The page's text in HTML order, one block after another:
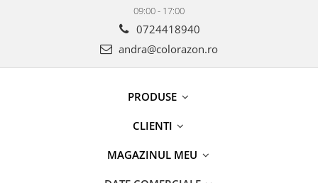
09:00 - 17:00
0724418940
andra@colorazon.ro
PRODUSE
CLIENTI
MAGAZINUL MEU